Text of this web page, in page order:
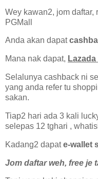
Wey kawan2, jom daftar,
PGMall
Anda akan dapat
Mana nak dapat,
Selalunya cashback ni
yang anda refer tu
sakan.
Tiap2 hari ada 3 kali
selepas 12 tghari ,
Kadang2 dapate-wallet
Jom daftar weh, free je